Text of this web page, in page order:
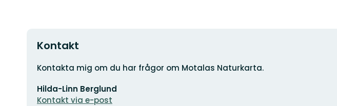
Kontakt
Adress
Kontakta mig om du har frågor om Motalas Naturkarta.
postadress
Hilda-Linn Berglund
Kontakt via e-post